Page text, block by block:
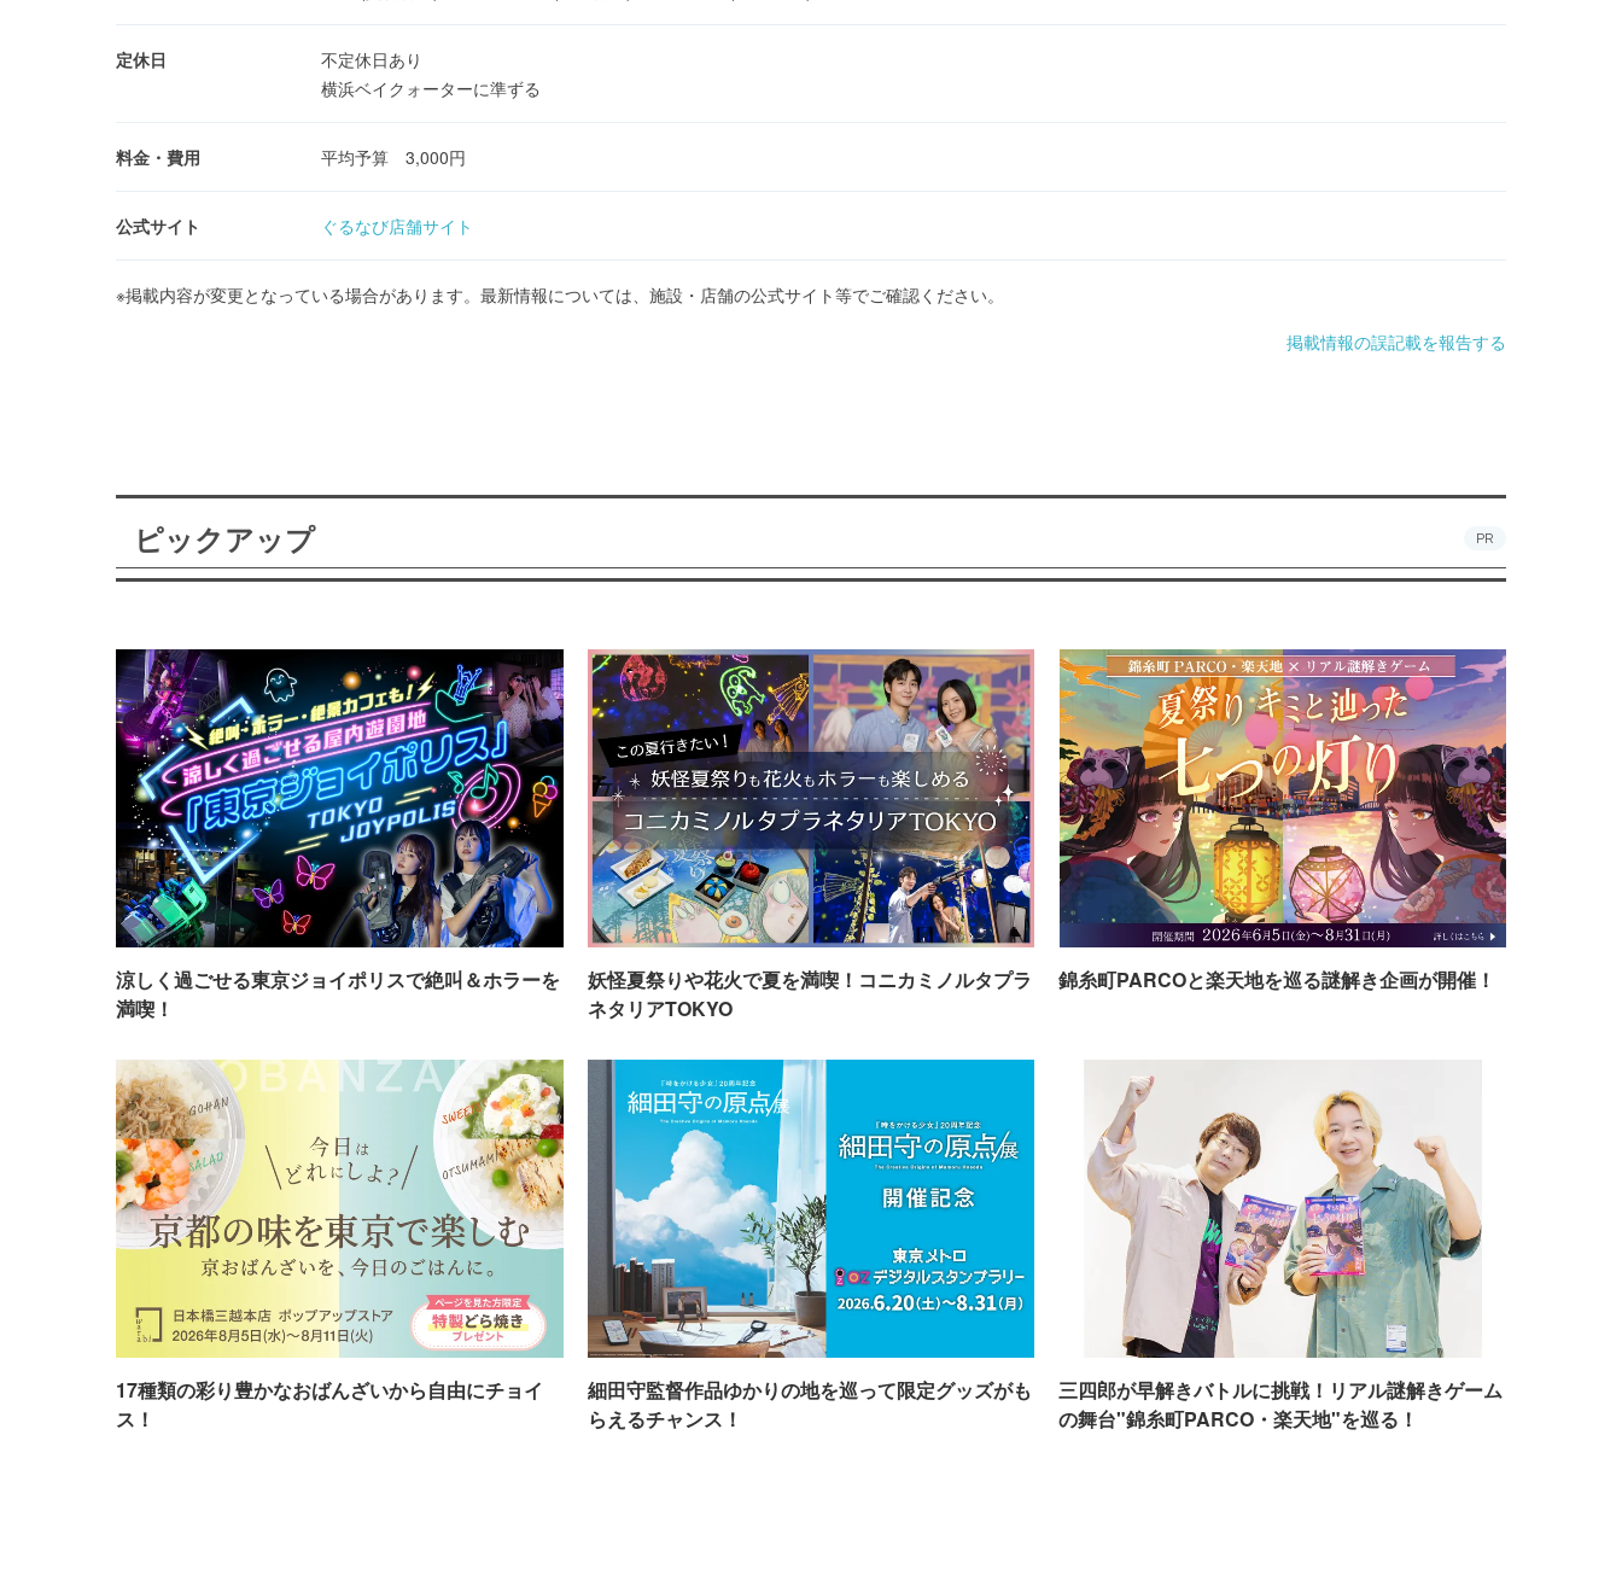
定休日
不定休日あり
横浜ベイクォーターに準ずる
料金・費用 平均予算 3,000円
公式サイト ぐるなび店舗サイト
※掲載内容が変更となっている場合があります。最新情報については、施設・店舗の公式サイト等でご確認ください。
掲載情報の誤記載を報告する
ピックアップ PR
涼しく過ごせる東京ジョイポリスで絶叫＆ホラーを
満喫！
妖怪夏祭りや花火で夏を満喫！コニカミノルタプラ
ネタリアTOKYO
錦糸町PARCOと楽天地を巡る謎解き企画が開催！
17種類の彩り豊かなおばんざいから自由にチョイ
ス！
細田守監督作品ゆかりの地を巡って限定グッズがも
らえるチャンス！
三四郎が早解きバトルに挑戦！リアル謎解きゲーム
の舞台"錦糸町PARCO・楽天地"を巡る！